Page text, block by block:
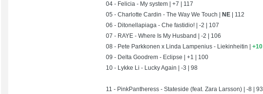
04 - Felicia - My system | +7 | 117
05 - Charlotte Cardin - The Way We Touch |
NE
| 112
06 - Ditonellapiaga - Che fastidio! | -2 | 107
07 - RAYE - Where Is My Husband | -2 | 106
08 - Pete Parkkonen x Linda Lampenius - Liekinheitin | +10
09 - Delta Goodrem - Eclipse | +1 | 100
10 - Lykke Li - Lucky Again | -3 | 98
11 - PinkPantheress - Stateside (feat. Zara Larsson) | -8 | 93